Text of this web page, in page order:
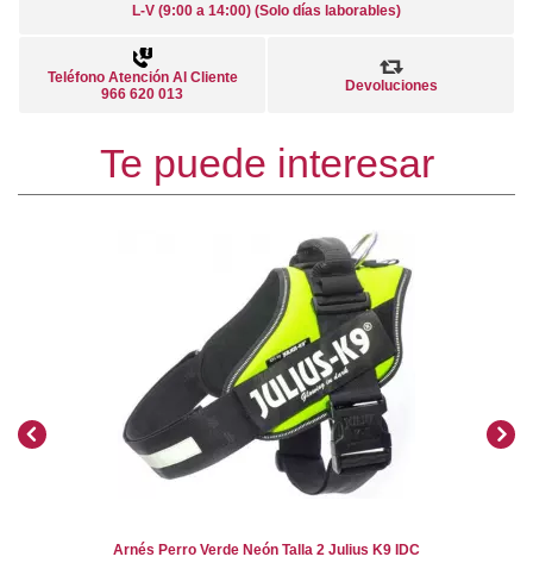
L-V (9:00 a 14:00) (Solo días laborables)
Teléfono Atención Al Cliente
966 620 013
Devoluciones
Te puede interesar
Arnés Perro Verde Neón Talla 2 Julius K9 IDC